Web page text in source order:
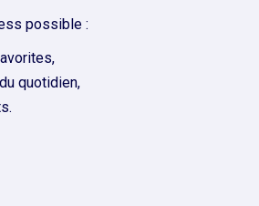
possible :
quotidien,